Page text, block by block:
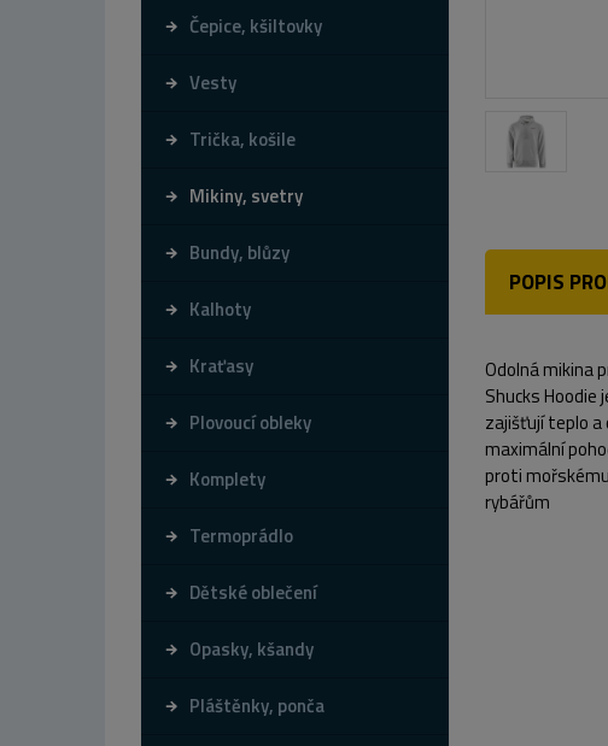
Čepice, kšiltovky
Vesty
Trička, košile
Mikiny, svetry
Bundy, blůzy
Kalhoty
Kraťasy
Plovoucí obleky
Komplety
Termoprádlo
Dětské oblečení
Opasky, kšandy
Pláštěnky, ponča
POPIS
Odolná mikina
Shucks
zajišťují teplo a
maximální
proti
rybářům